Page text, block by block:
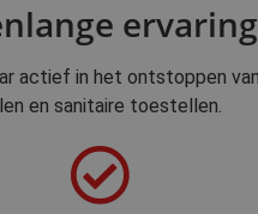
ervaring
actief in het ontstoppen
en sanitaire toestellen.